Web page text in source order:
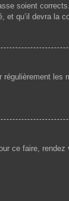
soient
qu’il devra la
ce faire,